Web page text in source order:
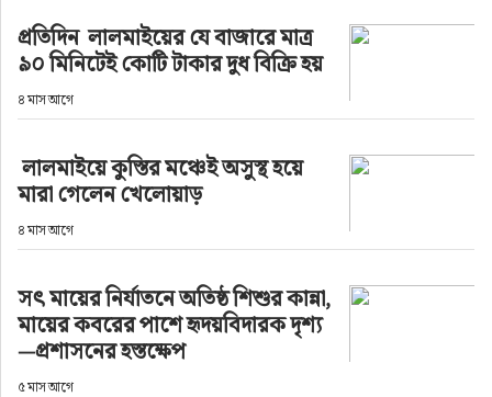
অর্থনীতি
বৃহত্তর কুমিল্লা
বৃহত্তর নোয়াখালী
বিভাগীয় জমিন
খেলাধুলা
রাজনীতি
প্রতিদিন লালমাইয়ের যে বাজারে মাত্র
৯০ মিনিটেই কোটি টাকার দুধ বিক্রি হয়
৪ মাস আগে
লালমাইয়ে কুস্তির মঞ্চেই অসুস্থ হয়ে
মারা গেলেন খেলোয়াড়
৪ মাস আগে
সৎ মায়ের নির্যাতনে অতিষ্ঠ শিশুর কান্না,
মায়ের কবরের পাশে হৃদয়বিদারক দৃশ্য
—প্রশাসনের হস্তক্ষেপ
৫ মাস আগে